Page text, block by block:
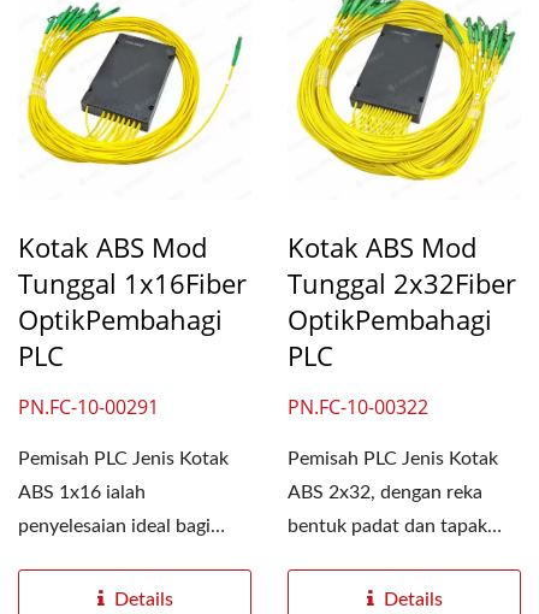
Kotak ABS Mod
Tunggal 1x16Fiber
OptikPembahagi
PLC
PN.FC-10-00291
Pemisah PLC Jenis Kotak
ABS 1x16 ialah
penyelesaian ideal bagi
produk kabel...Details
Kotak ABS Mod
Tunggal 2x32Fiber
OptikPembahagi
PLC
PN.FC-10-00322
Pemisah PLC Jenis Kotak
ABS 2x32, dengan reka
bentuk padat dan tapak
Details